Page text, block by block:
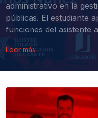
administrativo en la
públicas. El estudiante
funciones del asistente
administrativo y sus
públicas.
Leer más